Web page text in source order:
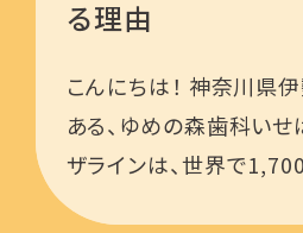
る理由
こんにちは！ 神奈川県
ある、ゆめの森歯科いせ
ザラインは、世界で
れている、信頼性の高